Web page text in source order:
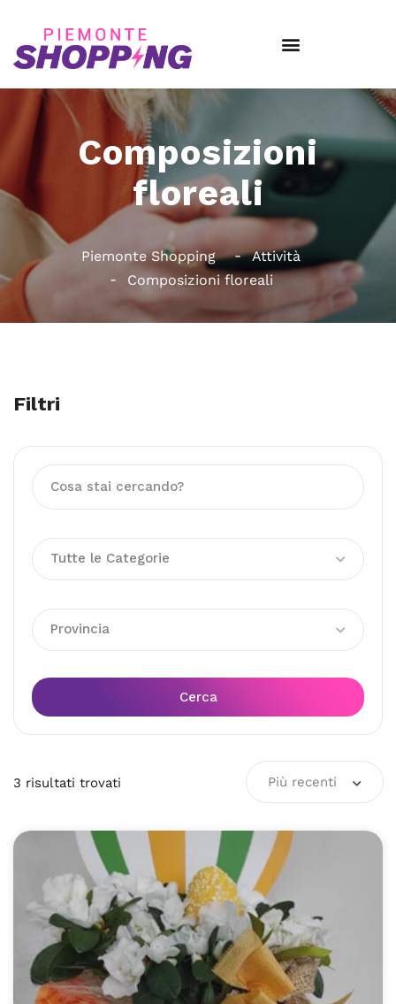
Composizioni
floreali
Piemonte Shopping
Attività
Composizioni floreali
Filtri
Tutte le Categorie
Provincia
Cerca
3 risultati trovati Più recenti